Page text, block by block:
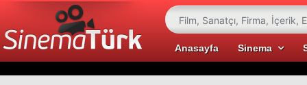
Anasayfa Sinema